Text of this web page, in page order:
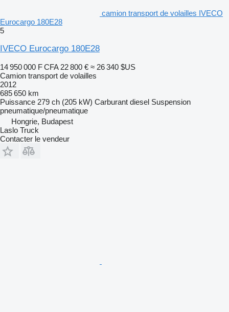
camion transport de volailles IVECO
Eurocargo 180E28
5
IVECO Eurocargo 180E28
14 950 000 F CFA 22 800 € ≈ 26 340 $US
Camion transport de volailles
2012
685 650 km
Puissance 279 ch (205 kW) Carburant diesel Suspension
pneumatique/pneumatique
Hongrie, Budapest
Laslo Truck
Contacter le vendeur